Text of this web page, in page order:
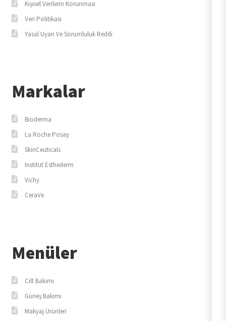
Kişisel Verilerin Korunması
Veri Politikası
Yasal Uyarı Ve Sorumluluk Reddi
Markalar
Bioderma
La Roche Posay
SkinCeuticals
Institut Esthederm
Vichy
CeraVe
Menüler
Cilt Bakımı
Güneş Bakımı
Makyaj Ürünleri